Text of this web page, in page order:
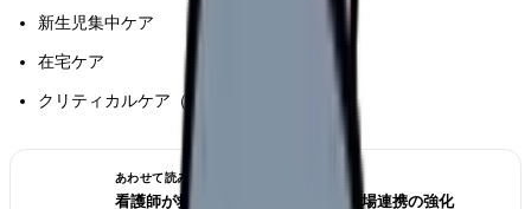
新生児集中ケア
在宅ケア
クリティカルケア（統合分野）
あわせて読みたい
看護師が救急救命士資格を取る｜現場連携の強化